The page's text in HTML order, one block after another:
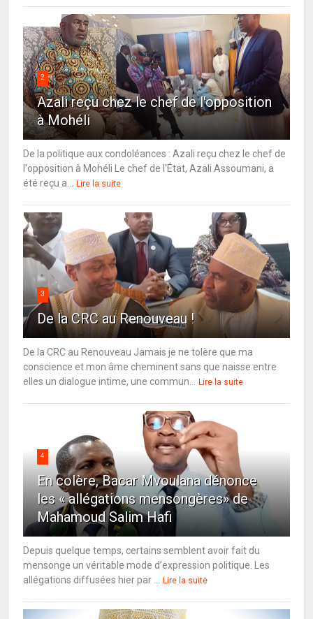
2
Azali reçu chez le chef de l'opposition
à Mohéli
De la politique aux condoléances : Azali reçu chez le chef de
l'opposition à Mohéli Le chef de l'État, Azali Assoumani, a
été reçu a...
Lire la suite
3
De la CRC au Renouveau !
De la CRC au Renouveau Jamais je ne tolère que ma
conscience et mon âme cheminent sans que naisse entre
elles un dialogue intime, une commun...
Lire la suite
4
En colère, Bacar Mvoulana dénonce
les « allégations mensongères» de
Mahamoud Salim Hafi
Depuis quelque temps, certains semblent avoir fait du
mensonge un véritable mode d’expression politique. Les
allégations diffusées hier par ...
Lire la suite